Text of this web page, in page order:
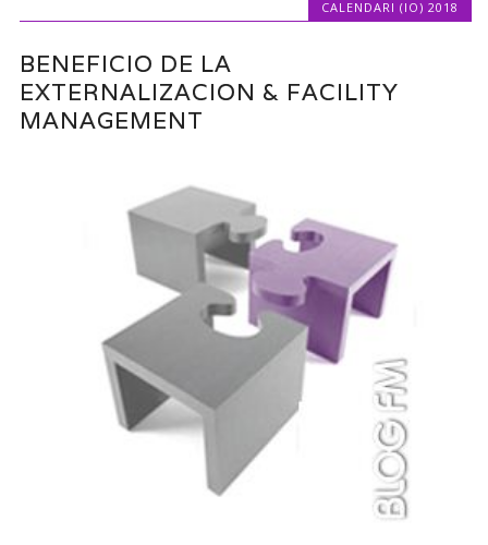
CALENDARI (IO) 2018
BENEFICIO DE LA
EXTERNALIZACION & FACILITY
MANAGEMENT